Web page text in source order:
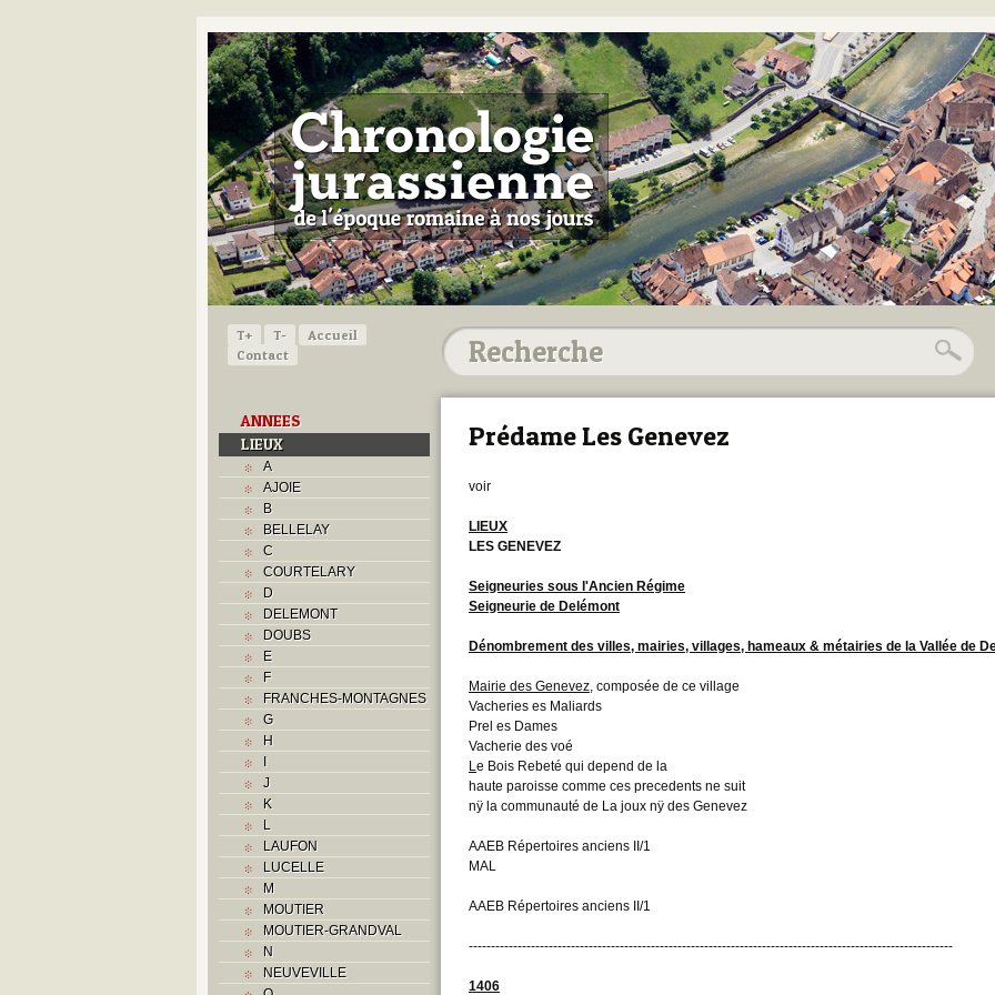
T+ T-
Accueil
Contact
ANNEES
LIEUX
A
AJOIE
B
BELLELAY
C
COURTELARY
D
DELEMONT
DOUBS
E
F
FRANCHES-MONTAGNES
G
H
I
J
K
L
LAUFON
LUCELLE
M
MOUTIER
MOUTIER-GRANDVAL
N
NEUVEVILLE
Prédame Les Genevez
voir
LIEUX
LES GENEVEZ
Seigneuries sous l'Ancien Régime
Seigneurie de Delémont
Dénombrement des villes, mairies, villages, hameaux & métairies de la Vallée de
Mairie des Genevez , composée de ce village
Vacheries es Maliards
Prel es Dames
Vacherie des voé
L e Bois Rebeté qui depend de la
haute paroisse comme ces precedents ne suit
nÿ la communauté de La joux nÿ des Genevez
AAEB Répertoires anciens II/1
MAL
AAEB Répertoires anciens II/1
-------------------------------------------------------------------------------------------------------------
1406